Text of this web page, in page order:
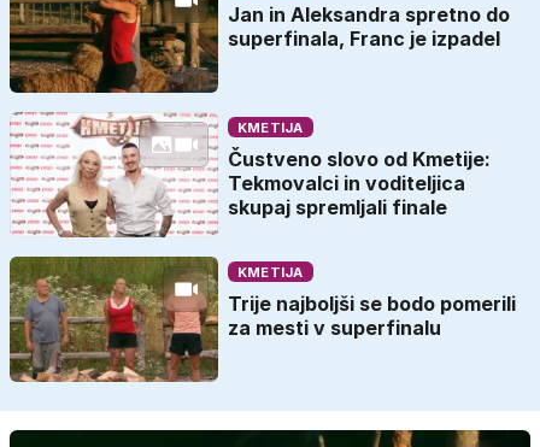
Jan in Aleksandra spretno do
superfinala, Franc je izpadel
KMETIJA
Čustveno slovo od Kmetije:
Tekmovalci in voditeljica
skupaj spremljali finale
KMETIJA
Trije najboljši se bodo pomerili
za mesti v superfinalu